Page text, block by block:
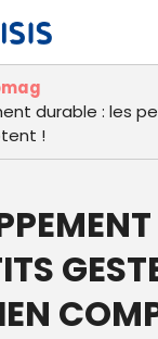
durable : les
!